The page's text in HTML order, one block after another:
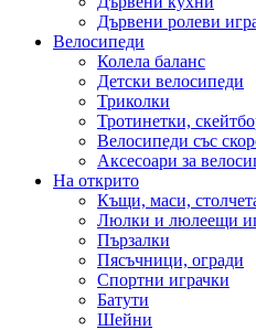
Дървени ролеви
Велосипеди
Колела баланс
Детски велосипеди
Триколки
Тротинетки,
Велосипеди със
Аксесоари за
На открито
Къщи, маси,
Люлки и люлеещи
Пързалки
Пясъчници, огради
Спортни играчки
Батути
Шейни